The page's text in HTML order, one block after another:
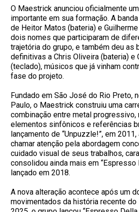
O Maestrick anunciou oficialmente
importante em sua formação. A
de Heitor Matos (bateria) e
dois nomes que participaram de
trajetória do grupo, e também deu as
definitivas a Chris Oliveira (bateria) e
(teclado), músicos que já vinham
fase do projeto.
Fundado em São José do Rio Preto,
Paulo, o Maestrick construiu uma
combinação entre metal progressivo,
elementos sinfônicos e referências
lançamento de “Unpuzzle!”, em
chamar atenção pela abordagem
cuidado visual de seus trabalhos,
consolidou ainda mais em “Espresso
lançado em 2018.
A nova alteração acontece após um
movimentados da história recente do